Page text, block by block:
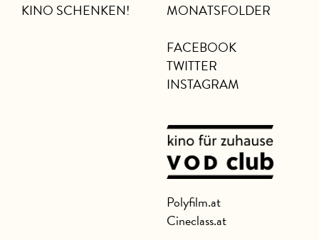
KINO SCHENKEN!
MONATSFOLDER
FACEBOOK
TWITTER
INSTAGRAM
Polyfilm.at
Cineclass.at